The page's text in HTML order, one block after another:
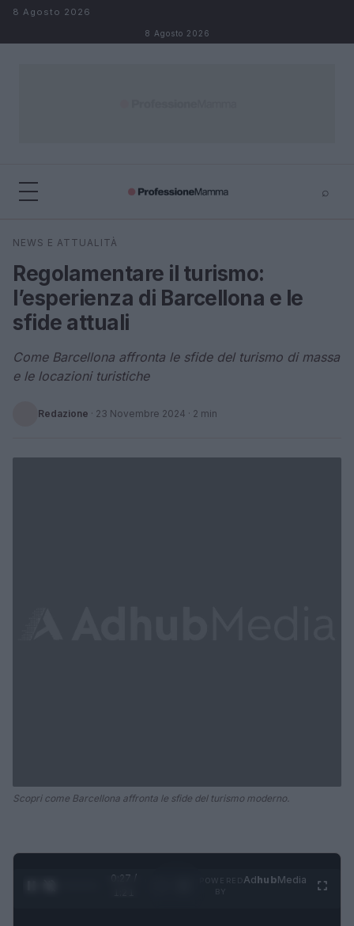
Salta al contenuto
8 Agosto 2026
8 Agosto 2026
⌕
Cerca
NEWS E ATTUALITÀ
Regolamentare il turismo:
l’esperienza di Barcellona e le
sfide attuali
Come Barcellona affronta le sfide del turismo di massa
e le locazioni turistiche
Redazione · 23 Novembre 2024 · 2 min
Scopri come Barcellona affronta le sfide del turismo moderno.
0:28 /
AdhubMedia